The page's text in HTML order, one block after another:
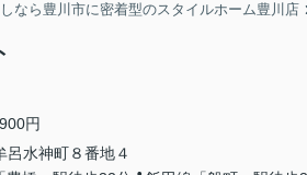
なら豊川市に密着型のスタイルホーム豊川店
円
呂水神町８番地４